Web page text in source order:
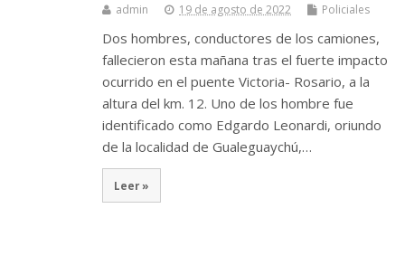
admin 19 de agosto de 2022 Policiales
Dos hombres, conductores de los camiones,
fallecieron esta mañana tras el fuerte impacto
ocurrido en el puente Victoria- Rosario, a la
altura del km. 12. Uno de los hombre fue
identificado como Edgardo Leonardi, oriundo
de la localidad de Gualeguaychú,…
Leer »